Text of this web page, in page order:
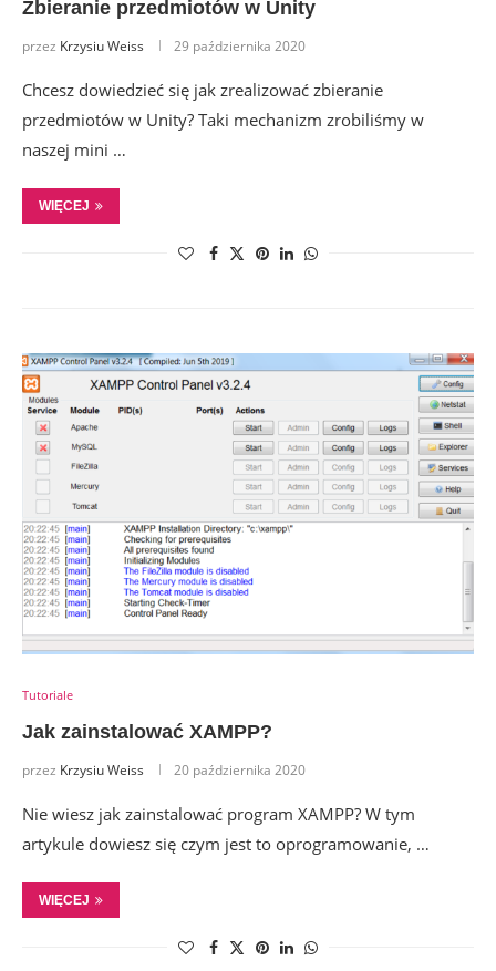
Zbieranie przedmiotów w Unity
przez Krzysiu Weiss 29 października 2020
Chcesz dowiedzieć się jak zrealizować zbieranie
przedmiotów w Unity? Taki mechanizm zrobiliśmy w
naszej mini …
WIĘCEJ
Tutoriale
Jak zainstalować XAMPP?
przez Krzysiu Weiss 20 października 2020
Nie wiesz jak zainstalować program XAMPP? W tym
artykule dowiesz się czym jest to oprogramowanie, …
WIĘCEJ